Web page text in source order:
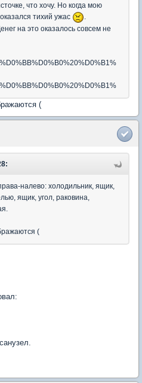
что хочу. Но когда мою
тихий ужас
на это оказалось совсем не
(
налево: холодильник, ящик,
ящик, угол, раковина,
(